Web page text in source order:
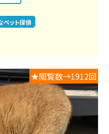
ペット探偵
★閲覧数→1912回